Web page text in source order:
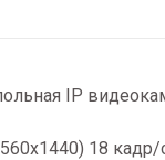
IP
18 кадр/